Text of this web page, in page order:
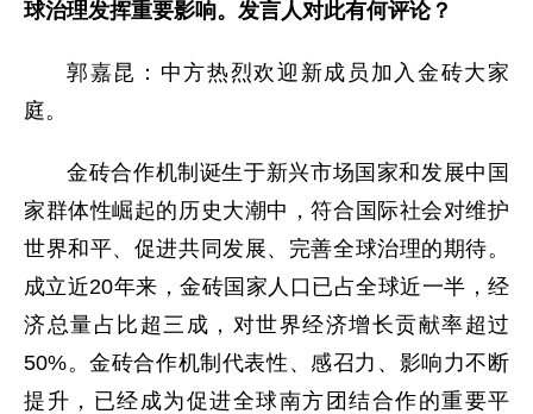
球治理发挥重要影响。发言人对此有何评论？
郭嘉昆：中方热烈欢迎新成员加入金砖大家
庭。
金砖合作机制诞生于新兴市场国家和发展中国
家群体性崛起的历史大潮中，符合国际社会对维护
世界和平、促进共同发展、完善全球治理的期待。
成立近20年来，金砖国家人口已占全球近一半，经
济总量占比超三成，对世界经济增长贡献率超过
50%。金砖合作机制代表性、感召力、影响力不断
提升，已经成为促进全球南方团结合作的重要平